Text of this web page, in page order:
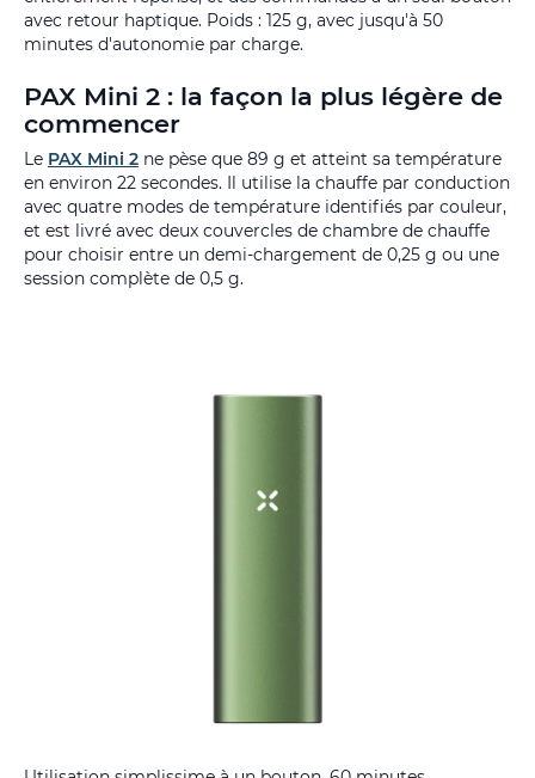
avec retour haptique. Poids : 125 g, avec jusqu'à 50
minutes d'autonomie par charge.
PAX Mini 2 : la façon la plus légère de
commencer
Le PAX Mini 2 ne pèse que 89 g et atteint sa température
en environ 22 secondes. Il utilise la chauffe par conduction
avec quatre modes de température identifiés par couleur,
et est livré avec deux couvercles de chambre de chauffe
pour choisir entre un demi-chargement de 0,25 g ou une
session complète de 0,5 g.